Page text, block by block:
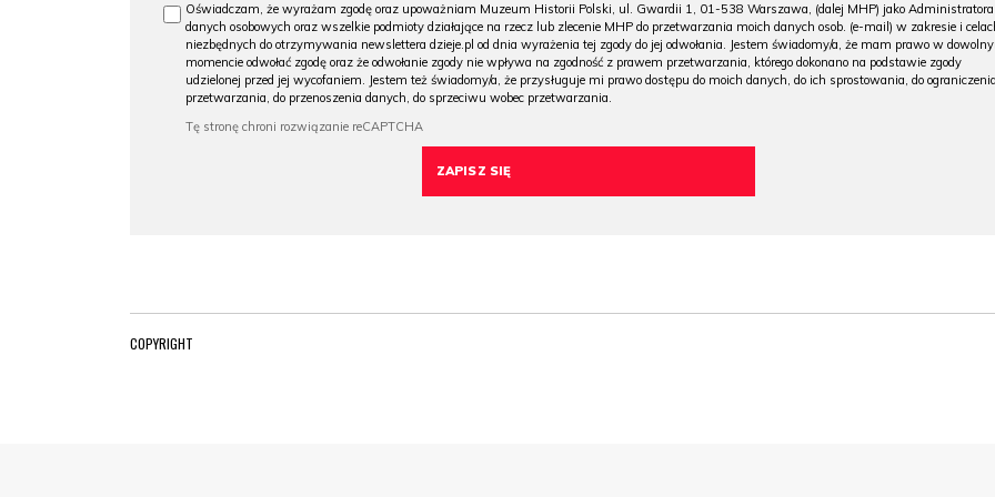
Oświadczam, że wyrażam zgodę oraz upoważniam Muzeum Historii Polski, ul. Gwardii 1, 01-538 Warszawa, (dalej MHP) jako Administratora
danych osobowych oraz wszelkie podmioty działające na rzecz lub zlecenie MHP do przetwarzania moich danych osob. (e-mail) w zakresie i
niezbędnych do otrzymywania newslettera dzieje.pl od dnia wyrażenia tej zgody do jej odwołania. Jestem świadomy/a, że mam prawo w
momencie odwołać zgodę oraz że odwołanie zgody nie wpływa na zgodność z prawem przetwarzania, którego dokonano na podstawie zgody
udzielonej przed jej wycofaniem. Jestem też świadomy/a, że przysługuje mi prawo dostępu do moich danych, do ich sprostowania, do ograniczenia
przetwarzania, do przenoszenia danych, do sprzeciwu wobec przetwarzania.
COPYRIGHT